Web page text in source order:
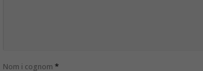
Nom i cognom *